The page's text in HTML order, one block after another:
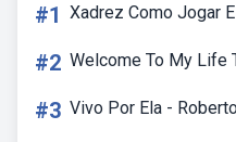
#1 Xadrez Como Jogar
#2 Welcome To My Life
#3 Vivo Por Ela -